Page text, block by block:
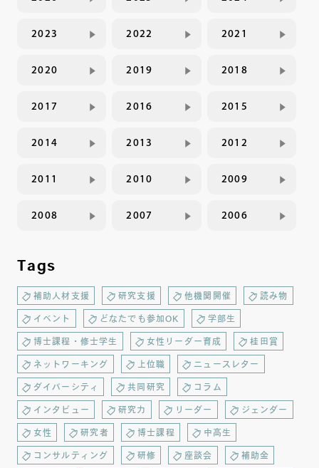
2023 2022 2021
2020 2019 2018
2017 2016 2015
2014 2013 2012
2011 2010 2009
2008 2007 2006
Tags
補助人材支援 研究支援 他機関開催 読み物
イベント どなたでも参加OK 学部生
博士課程・修士学生 女性リーダー育成 桂田賞
ネットワーキング 上位職 ニュースレター
ダイバーシティ 共同研究 コラム
インタビュー 研究力 リーダー ジェンダー
女性 研究者 博士課程 中高生
コンサルティング 研修 座談会 補助金